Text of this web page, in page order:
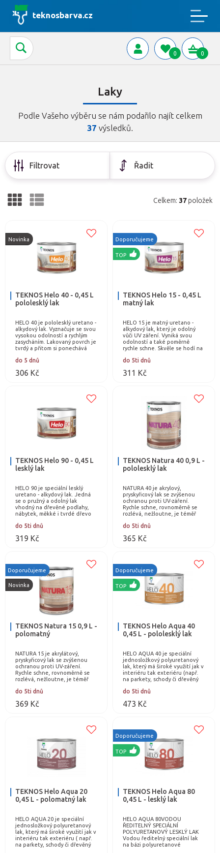
teknosbarva.cz
0 0
Laky
Podle Vašeho výběru se nám podařilo najít celkem
37 výsledků.
Filtrovat Řadit
Celkem: 37 položek
TEKNOS Helo 40 - 0,45 L
pololesklý lak
HELO 40 je pololesklý uretano -
alkydový lak. Vyznačuje se svou
vysokou odolností a rychlým
zasycháním. Lakovaný povrch je
tvrdý a přitom si ponechává
do 5 dnů
306 Kč
Novinka
TEKNOS Helo 15 - 0,45 L
matný lak
HELO 15 je matný uretano -
alkydový lak, který je odolný
vůči UV záření. Vyniká svou
odolností a také poměrně
rychle schne. Skvěle se hodí na
okna a jiné…
do 5ti dnů
311 Kč
Doporučujeme
TOP
TEKNOS Helo 90 - 0,45 L
lesklý lak
HELO 90 je speciální lesklý
uretano - alkydový lak. Jedná
se o pružný a odolný lak
vhodný na dřevěné podlahy,
nábytek, měkké i tvrdé dřevo
Chrání dřevo před…
do 5ti dnů
319 Kč
TEKNOS Natura 40 0,9 L -
pololesklý lak
NATURA 40 je akrylový,
pryskyřicový lak se zvýšenou
ochranou proti UV-záření.
Rychle schne, rovnoměrně se
rozlévá, nežloutne, je téměř
omyvatelný a odolný…
do 5ti dnů
365 Kč
TEKNOS Natura 15 0,9 L -
polomatný
NATURA 15 je akrylátový,
pryskyřicový lak se zvýšenou
ochranou proti UV-záření.
Rychle schne, rovnoměrně se
rozlévá, nežloutne, je téměř
omyvatelný a…
do 5ti dnů
369 Kč
Doporučujeme
Novinka
TEKNOS Helo Aqua 40
0,45 L - pololesklý lak
HELO AQUA 40 je speciální
jednosložkový polyuretanový
lak, který má široké využití jak v
interiéru tak exteriéru (např.
na parkety, schody či dřevěný
lak,…
do 5ti dnů
473 Kč
Doporučujeme
TOP
TEKNOS Helo Aqua 20
0,45 L - polomatný lak
HELO AQUA 20 je speciální
jednosložkový polyuretanový
lak, který má široké využití jak v
interiéru tak exteriéru ( např.
na parkety, schody či dřevěný
TEKNOS Helo Aqua 80
0,45 L - lesklý lak
HELO AQUA 80VODOU
ŘEDITELNÝ SPECIÁLNÍ
POLYURETANOVÝ LESKLÝ LAK
Vodou ředitelný speciální lak
na bázi polyuretanové
Doporučujeme
TOP